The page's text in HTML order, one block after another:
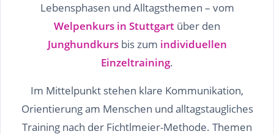
Lebensphasen und Alltagsthemen – vom
Welpenkurs in Stuttgart über den
Junghundkursbis zum individuellen
Einzeltraining.
Im Mittelpunkt stehen klare Kommunikation,
Orientierung am Menschen und alltagstaugliches
Training nach der Fichtlmeier-Methode. Themen